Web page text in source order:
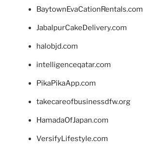
BaytownEvaCationRentals.com
JabalpurCakeDelivery.com
halobjd.com
intelligenceqatar.com
PikaPikaApp.com
takecareofbusinessdfw.org
HamadaOfJapan.com
VersifyLifestyle.com